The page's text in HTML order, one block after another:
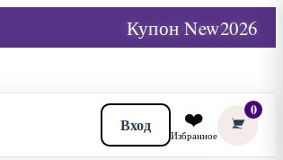
Купон New2026
Вход ❤️
Избранное
0